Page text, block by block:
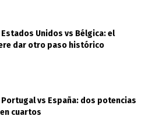
Unidos vs Bélgica: el
dar otro paso histórico
vs España: dos potencias
cuartos